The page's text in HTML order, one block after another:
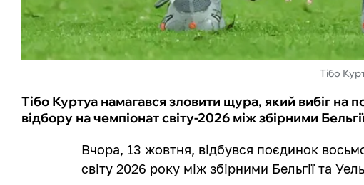
Тібо
Тібо Куртуа намагався зловити щура, який вибіг на
відбору на чемпіонат світу-2026 між збірними
Вчора, 13 жовтня, відбувся поєдинок
світу 2026 року між збірними Бельгії та